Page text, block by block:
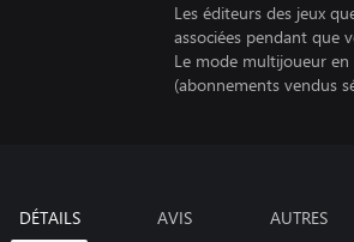
Les éditeurs des jeux
associées pendant que
Le mode multijoueur en
(abonnements vendus
DÉTAILS AVIS AUTRES